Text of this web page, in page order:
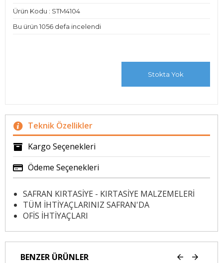
Ürün Kodu : STM4104
Bu ürün 1056 defa incelendi
Stokta Yok
Teknik Özellikler
Kargo Seçenekleri
Ödeme Seçenekleri
SAFRAN KIRTASİYE - KIRTASİYE MALZEMELERİ
TÜM İHTİYAÇLARINIZ SAFRAN'DA
OFİS İHTİYAÇLARI
BENZER ÜRÜNLER